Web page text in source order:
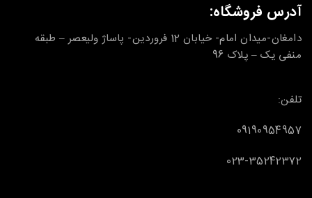
آدرس فروشگاه:
دامغان-میدان امام- خیابان 12 فروردین- پاساژ ولیعصر – طبقه
منفی یک – پلاک 96
تلفن:
09190954957
023-35242372